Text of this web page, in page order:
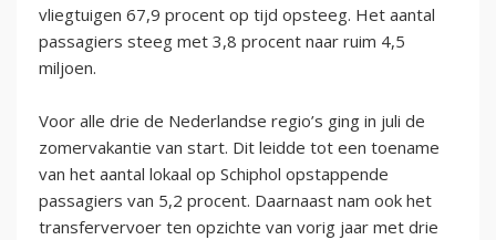
vliegtuigen 67,9 procent op tijd opsteeg. Het aantal
passagiers steeg met 3,8 procent naar ruim 4,5
miljoen.
Voor alle drie de Nederlandse regio’s ging in juli de
zomervakantie van start. Dit leidde tot een toename
van het aantal lokaal op Schiphol opstappende
passagiers van 5,2 procent. Daarnaast nam ook het
transfervervoer ten opzichte van vorig jaar met drie